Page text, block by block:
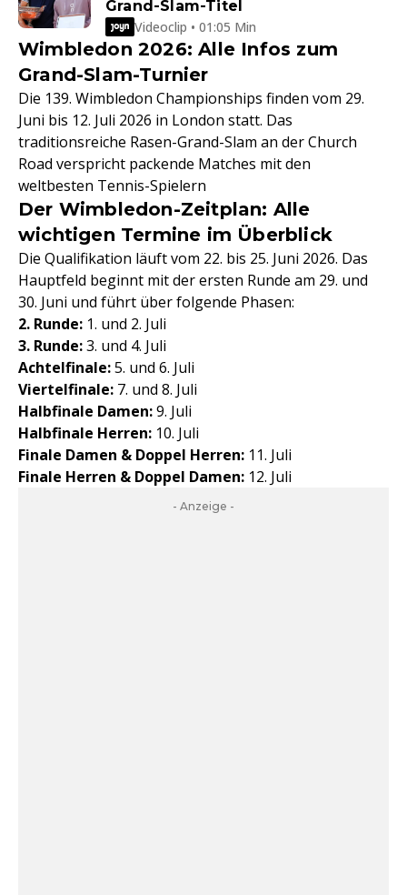
Grand-Slam-Titel
Videoclip • 01:05 Min
Wimbledon 2026: Alle Infos zum
Grand-Slam-Turnier
Die 139. Wimbledon Championships finden vom 29.
Juni bis 12. Juli 2026 in London statt. Das
traditionsreiche Rasen-Grand-Slam an der Church
Road verspricht packende Matches mit den
weltbesten Tennis-Spielern
Der Wimbledon-Zeitplan: Alle
wichtigen Termine im Überblick
Die Qualifikation läuft vom 22. bis 25. Juni 2026. Das
Hauptfeld beginnt mit der ersten Runde am 29. und
30. Juni und führt über folgende Phasen:
2. Runde: 1. und 2. Juli
3. Runde:3. und 4. Juli
Achtelfinale:5. und 6. Juli
Viertelfinale: 7. und 8. Juli
Halbfinale Damen:9. Juli
Halbfinale Herren: 10. Juli
Finale Damen & Doppel Herren: 11. Juli
Finale Herren & Doppel Damen: 12. Juli
- Anzeige -